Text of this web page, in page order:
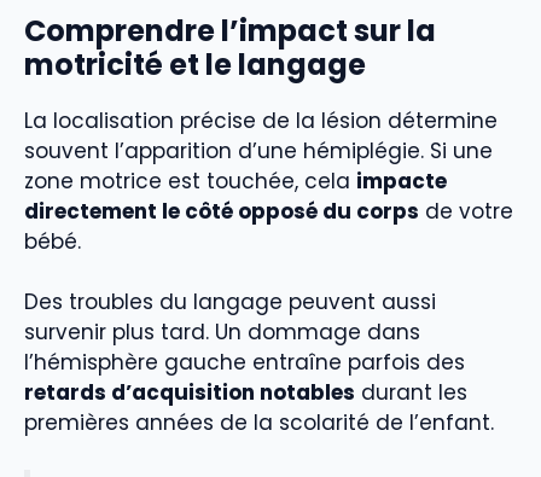
Comprendre l’impact sur la
motricité et le langage
La localisation précise de la lésion détermine
souvent l’apparition d’une hémiplégie. Si une
zone motrice est touchée, cela impacte
directement le côté opposé du corps de votre
bébé.
Des troubles du langage peuvent aussi
survenir plus tard. Un dommage dans
l’hémisphère gauche entraîne parfois des
retards d’acquisition notables durant les
premières années de la scolarité de l’enfant.